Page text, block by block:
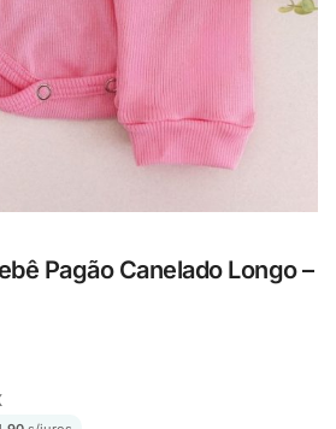
Pagão Canelado Longo –